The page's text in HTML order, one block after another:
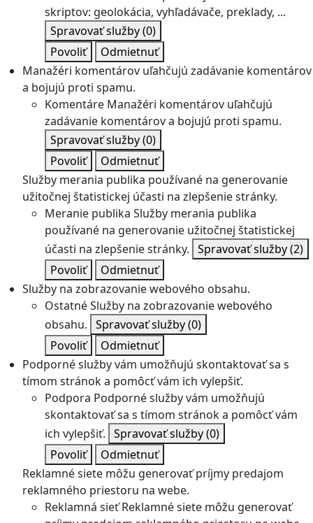
skriptov: geolokácia, vyhľadávače, preklady, ...
Spravovať služby(0)
Povoliť
Odmietnuť
Manažéri komentárov uľahčujú zadávanie komentárov
a bojujú proti spamu.
Komentáre Manažéri komentárov uľahčujú
zadávanie komentárov a bojujú proti spamu.
Spravovať služby(0)
Povoliť
Odmietnuť
Služby merania publika používané na generovanie
užitočnej štatistickej účasti na zlepšenie stránky.
Meranie publika Služby merania publika
používané na generovanie užitočnej štatistickej
účasti na zlepšenie stránky. Spravovať služby(2)
Povoliť
Odmietnuť
Služby na zobrazovanie webového obsahu.
OstatnéSlužby na zobrazovanie webového
obsahu. Spravovať služby(0)
Povoliť
Odmietnuť
Podporné služby vám umožňujú skontaktovať sa s
tímom stránok a pomôcť vám ich vylepšiť.
Podpora Podporné služby vám umožňujú
skontaktovať sa s tímom stránok a pomôcť vám
ich vylepšiť. Spravovať služby(0)
Povoliť
Odmietnuť
Reklamné siete môžu generovať príjmy predajom
reklamného priestoru na webe.
Reklamná sieť Reklamné siete môžu generovať